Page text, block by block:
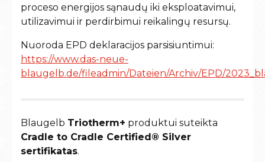
proceso energijos sąnaudų iki eksploatavimui,
utilizavimui ir perdirbimui reikalingų resursų.
Nuoroda EPD deklaracijos parsisiuntimui:
https://www.das-neue-
blaugelb.de/fileadmin/Dateien/Archiv/EPD/
Blaugelb Triotherm+ produktui suteikta
Cradle to Cradle Certified® Silver
sertifikatas.